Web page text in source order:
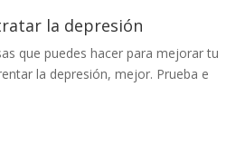
la depresión
que puedes hacer para mejorar tu
la depresión, mejor. Prueba e